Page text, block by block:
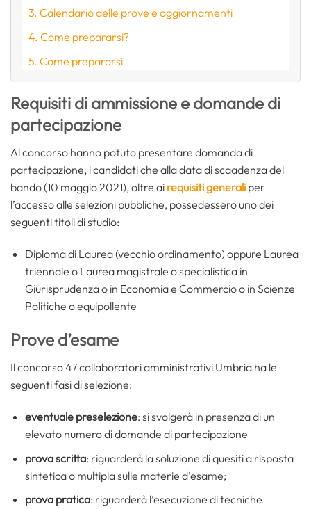
Calendario delle prove e aggiornamenti
Come prepararsi?
Come prepararsi
Requisiti di ammissione e domande di
partecipazione
Al concorso hanno potuto presentare domanda di
partecipazione, i candidati che alla data di scaadenza del
bando (10 maggio 2021), oltre ai requisiti generali per
l’accesso alle selezioni pubbliche, possedessero uno dei
seguenti titoli di studio:
Diploma di Laurea (vecchio ordinamento) oppure Laurea
triennale o Laurea magistrale o specialistica in
Giurisprudenza o in Economia e Commercio o in Scienze
Politiche o equipollente
Prove d’esame
Il concorso 47 collaboratori amministrativi Umbria ha le
seguenti fasi di selezione:
eventuale preselezione: si svolgerà in presenza di un
elevato numero di domande di partecipazione
prova scritta: riguarderà la soluzione di quesiti a risposta
sintetica o multipla sulle materie d’esame;
prova pratica: riguarderà l’esecuzione di tecniche